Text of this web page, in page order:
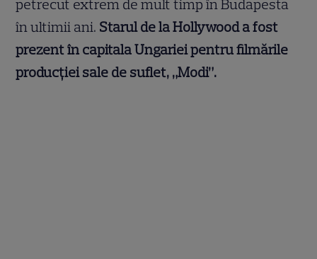
petrecut extrem de mult timp în Budapesta
în ultimii ani. Starul de la Hollywood a fost
prezent în capitala Ungariei pentru filmările
producției sale de suflet, „Modi”.